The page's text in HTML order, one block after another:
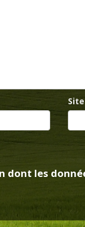
dont les